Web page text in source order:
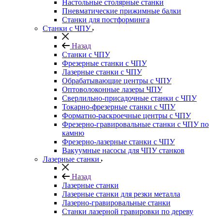
Настольные столярные станки
Пневматические прижимные балки
Станки для постформинга
Станки с ЧПУ
Назад
Станки с ЧПУ
Фрезерные станки с ЧПУ
Лазерные станки с ЧПУ
Обрабатывающие центры с ЧПУ
Оптоволоконные лазеры ЧПУ
Сверлильно-присадочные станки с ЧПУ
Токарно-фрезерные станки с ЧПУ
Форматно-раскроечные центры с ЧПУ
Фрезерно-гравировальные станки с ЧПУ по
камню
Фрезерно-лазерные станки с ЧПУ
Вакуумные насосы для ЧПУ станков
Лазерные станки
Назад
Лазерные станки
Лазерные станки для резки металла
Лазерно-гравировальные станки
Станки лазерной гравировки по дереву